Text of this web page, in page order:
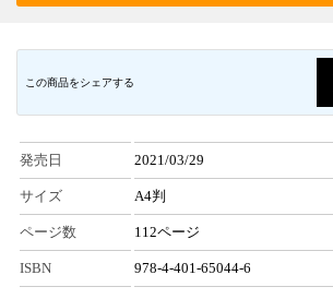
この商品をシェアする
発売日 2021/03/29
サイズ A4判
ページ数 112ページ
ISBN 978-4-401-65044-6